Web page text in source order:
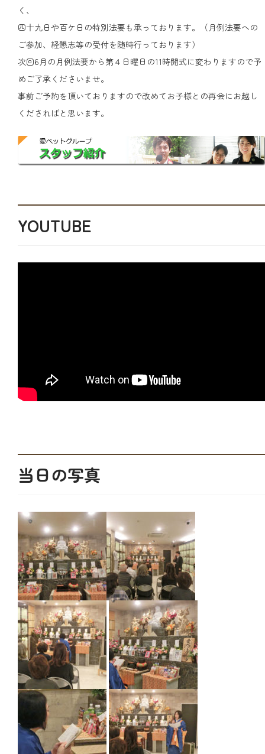
く、
四十九日や百ケ日の特別法要も承っております。（月例法要への
ご参加、経懇志等の受付を随時行っております）
次回6月の月例法要から第４日曜日の11時開式に変わりますので予
めご了承くださいませ。
事前ご予約を頂いておりますので改めてお子様との再会にお越し
くださればと思います。
YOUTUBE
当日の写真